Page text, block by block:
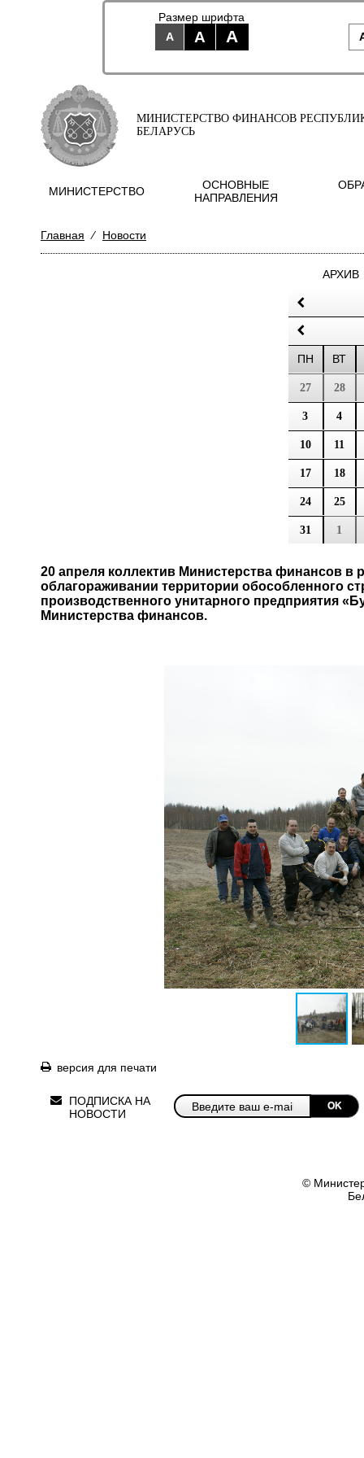
Размер шрифта
A
A A
МИНИСТЕРСТВО ФИНАНСОВ
БЕЛАРУСЬ
МИНИСТЕРСТВО
ОСНОВНЫЕ
НАПРАВЛЕНИЯ
Главная ⁄ Новости
АРХИВ
ПН ВТ
27 28
3 4
10 11
17 18
24 25
31 1
20 апреля коллектив Министерства финансов в
облагораживании территории обособленного
производственного унитарного предприятия
Министерства финансов.
версия для печати
ПОДПИСКА НА
НОВОСТИ
OK
©